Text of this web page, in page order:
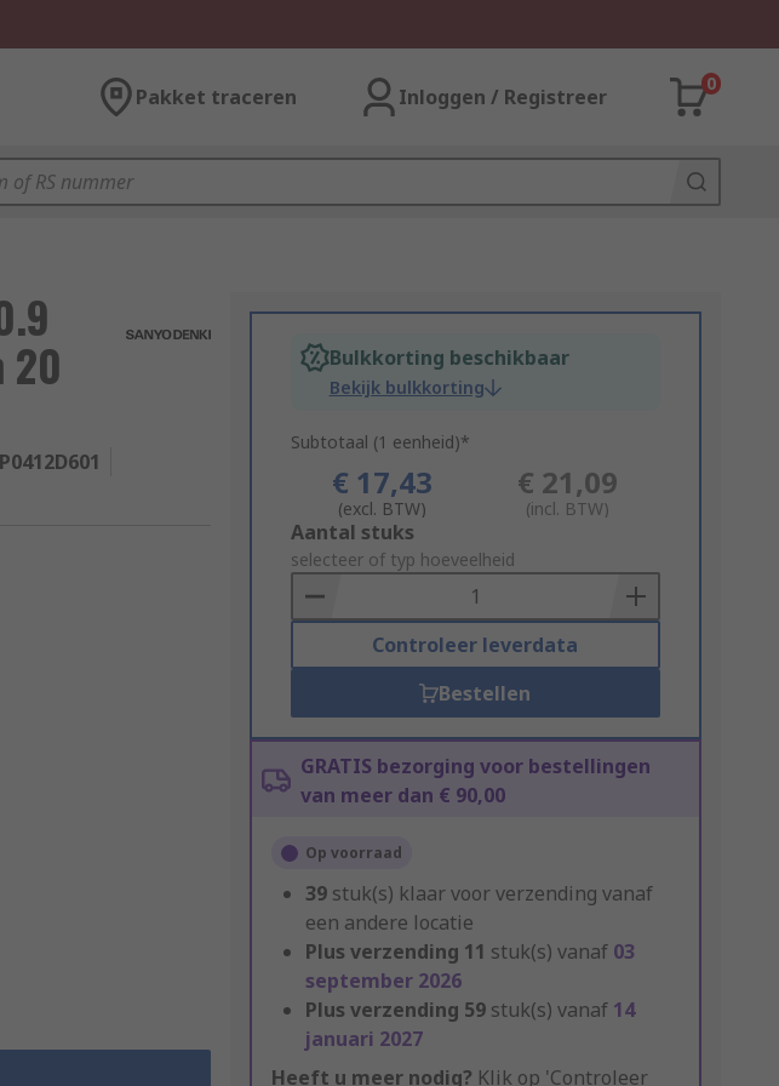
Pakket traceren Inloggen / Registreer
0
20 Bulkkorting beschikbaar
Bekijk bulkkorting
Subtotaal (1 eenheid)*
€ 17,43
(excl. BTW)
€ 21,09
(incl. BTW)
Add
to
Basket
Aantal stuks
selecteer of typ hoeveelheid
Controleer leverdata
Bestellen
GRATIS bezorging voor bestellingen
van meer dan € 90,00
Op voorraad
39 stuk(s) klaar voor verzending vanaf
een andere locatie
Plus verzending 11 stuk(s) vanaf 03
september 2026
Plus verzending 59 stuk(s) vanaf 14
januari 2027
Heeft u meer nodig? Klik op 'Controleer